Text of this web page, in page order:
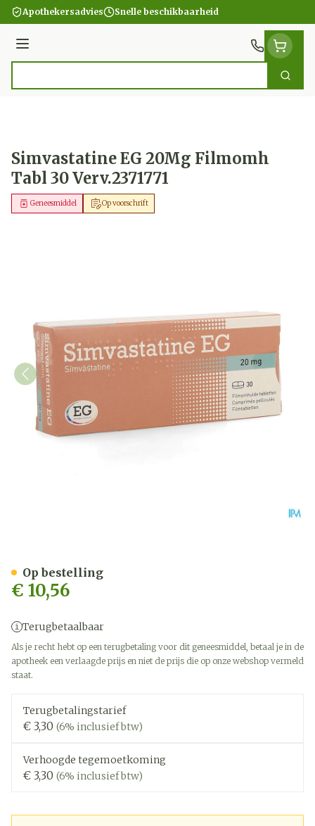
Ga naar de inhoud
Apothekersadvies Snelle beschikbaarheid
Menu
Zoek
Simvastatine EG 20Mg Filmomh
Tabl 30 Verv.2371771
Op voorschrift
Geneesmiddel
€ 10,56
Terugbetaalbaar
Als je recht hebt op een terugbetaling voor dit geneesmiddel, betaal je in de
apotheek een verlaagde prijs en niet de prijs die op onze webshop vermeld
staat.
Terugbetalingstarief
€ 3,30 (6% inclusief btw)
Verhoogde tegemoetkoming
€ 3,30 (6% inclusief btw)
Op bestelling